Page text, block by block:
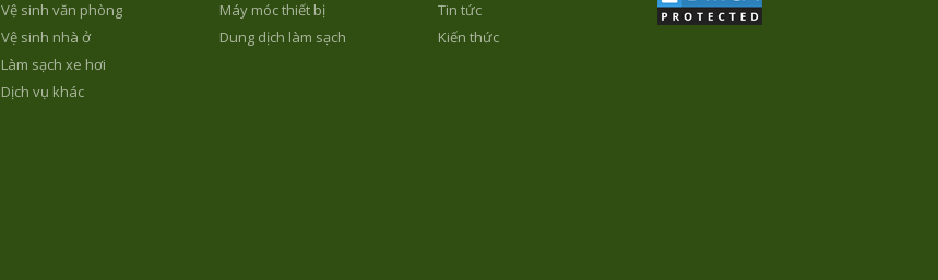
Vệ sinh văn phòng
Vệ sinh nhà ở
Làm sạch xe hơi
Dịch vụ khác
Máy móc thiết bị
Dung dịch làm sạch
Tin tức
Kiến thức